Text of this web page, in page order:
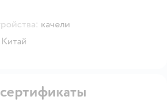
качели
Китай